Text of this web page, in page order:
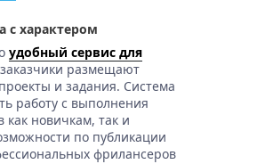
с характером
удобный сервис для
размещают
и задания. Система
работу с выполнения
как новичкам, так и
по публикации
фрилансеров